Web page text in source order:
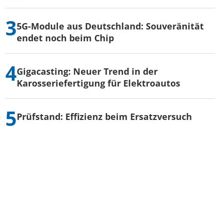
5G-Module aus Deutschland: Souveränität
endet noch beim Chip
Gigacasting: Neuer Trend in der
Karosseriefertigung für Elektroautos
Prüfstand: Effizienz beim Ersatzversuch